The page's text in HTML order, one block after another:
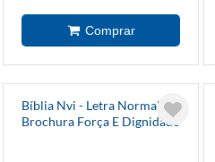
Bíblia Nvi - Letra Normal -
Brochura Força E Dignidade